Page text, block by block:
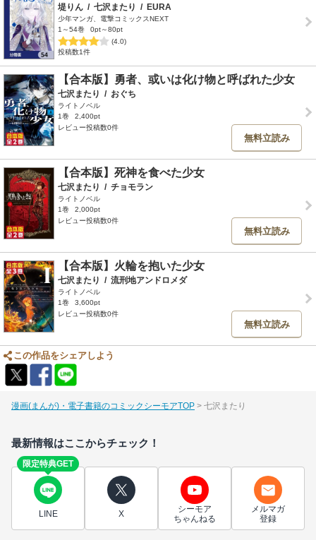
堤りん / 七沢またり / EURA
少年マンガ、電撃コミックスNEXT
1～54巻
0pt～80pt
(4.0)
投稿数1件
【合本版】勇者、或いは化け物と呼ばれた少女
七沢またり / おぐち
ライトノベル
1巻
2,400pt
レビュー投稿数0件
無料立読み
【合本版】死神を食べた少女
七沢またり / チョモラン
ライトノベル
1巻
2,000pt
レビュー投稿数0件
無料立読み
【合本版】火輪を抱いた少女
七沢またり / 流刑地アンドロメダ
ライトノベル
1巻
3,600pt
レビュー投稿数0件
無料立読み
この作品をシェアしよう
漫画(まんが)・電子書籍のコミックシーモアTOP 七沢またり
最新情報はここからチェック！
限定特典GET
LINE X
シーモア
ちゃんねる
メルマガ
登録